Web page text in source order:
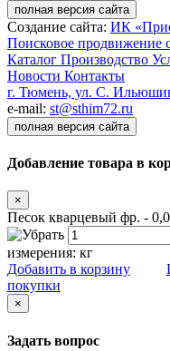
полная версия сайта
Создание сайта: ИК
Поисковое продвижение
Каталог Производство
Новости Контакты
г. Тюмень, ул. С.
e-mail: st@sthim72.ru
полная версия сайта
Добавление товара в
×
Песок кварцевый фр. -
измерения: кг
Добавить в корзину
покупки
×
Задать вопрос